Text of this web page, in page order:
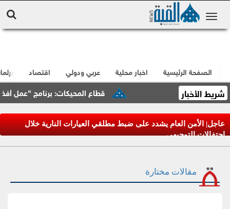
الصفحة الرئيسية اخبار محلية عربي ودولي اقتصاد
شريط الأخبار قطاع المحيكات: برنامج "عمل أفضل"
عاجل| الأمن العام يشدد على ضبط مطلقي العيارات النارية خلال
احتفالات التوجيهي
مقالات مختارة